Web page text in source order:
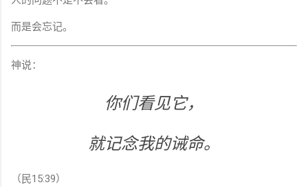
而是会忘记。
神说：
你们看见它，
就记念我的诫命。
（民15:39）